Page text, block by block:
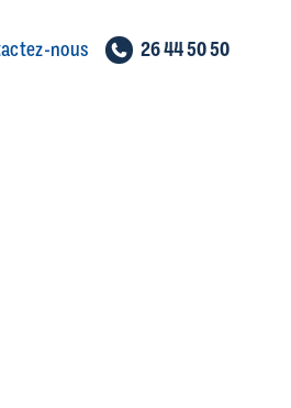
nous 26 44 50 50